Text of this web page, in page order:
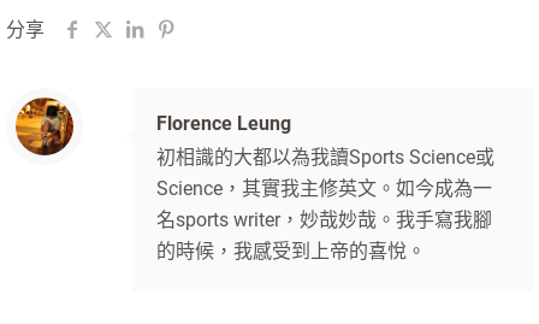
分享
Florence Leung
初相識的大都以為我讀Sports Science或
Science，其實我主修英文。如今成為一
名sports writer，妙哉妙哉。我手寫我腳
的時候，我感受到上帝的喜悅。